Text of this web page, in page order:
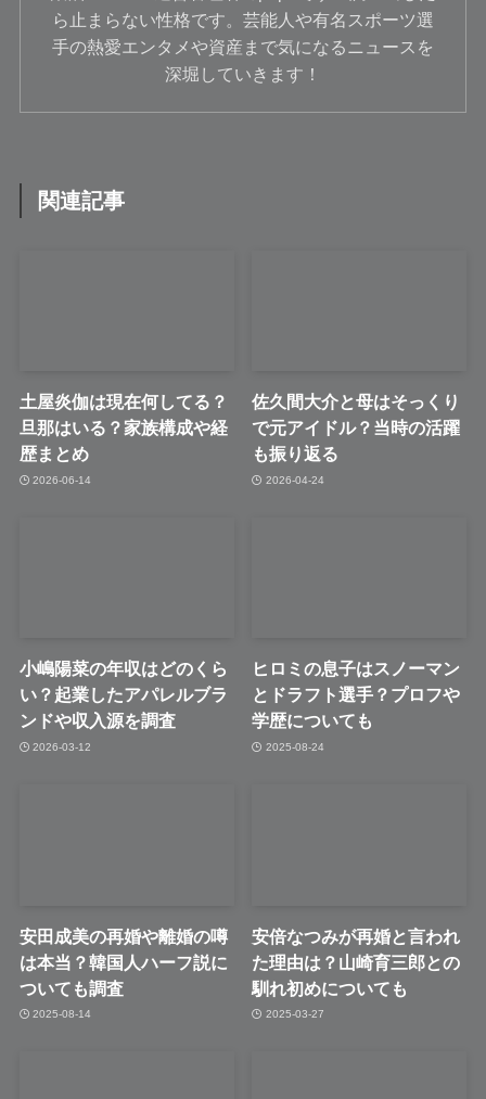
ら止まらない性格です。芸能人や有名スポーツ選
手の熱愛エンタメや資産まで気になるニュースを
深堀していきます！
関連記事
土屋炎伽は現在何してる？
旦那はいる？家族構成や経
歴まとめ
2026-06-14
佐久間大介と母はそっくり
で元アイドル？当時の活躍
も振り返る
2026-04-24
小嶋陽菜の年収はどのくら
い？起業したアパレルブラ
ンドや収入源を調査
2026-03-12
ヒロミの息子はスノーマン
とドラフト選手？プロフや
学歴についても
2025-08-24
安田成美の再婚や離婚の噂
は本当？韓国人ハーフ説に
ついても調査
2025-08-14
安倍なつみが再婚と言われ
た理由は？山崎育三郎との
馴れ初めについても
2025-03-27